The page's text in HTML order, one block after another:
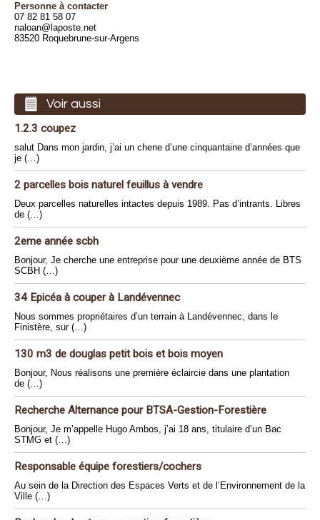
Personne à contacter
07 82 81 58 07
naloan@laposte.net
83520 Roquebrune-sur-Argens
Voir aussi
1.2.3 coupez
salut Dans mon jardin, j’ai un chene d’une cinquantaine d’années que
je (…)
2 parcelles bois naturel feuillus à vendre
Deux parcelles naturelles intactes depuis 1989. Pas d’intrants. Libres
de (…)
2eme année scbh
Bonjour, Je cherche une entreprise pour une deuxième année de BTS
SCBH (…)
34 Epicéa à couper à Landévennec
Nous sommes propriétaires d’un terrain à Landévennec, dans le
Finistère, sur (…)
130 m3 de douglas petit bois et bois moyen
Bonjour, Nous réalisons une première éclaircie dans une plantation
de (…)
Recherche Alternance pour BTSA-Gestion-Forestière
Bonjour, Je m’appelle Hugo Ambos, j’ai 18 ans, titulaire d’un Bac
STMG et (…)
Responsable équipe forestiers/cochers
Au sein de la Direction des Espaces Verts et de l’Environnement de la
Ville (…)